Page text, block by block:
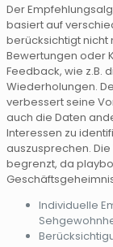
Der
basiert auf
berücksichtigt nicht
Bewertungen oder
Feedback, wie z.B.
Wiederholungen.
verbessert seine
auch die Daten
Interessen zu
auszusprechen.
begrenzt, da
Individuelle